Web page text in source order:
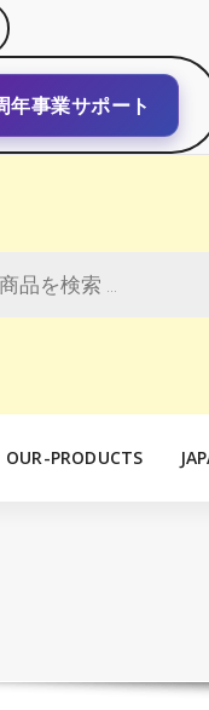
事業サポート
OUR-PRODUCTS